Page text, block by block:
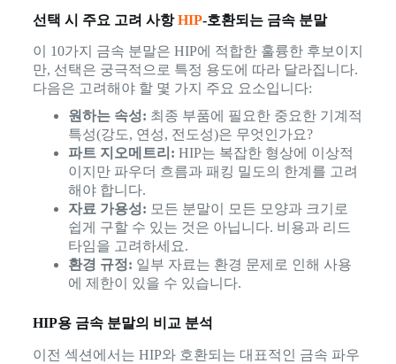
선택 시 주요 고려 사항HIP-호환되는 금속 분말
이 10가지 금속 분말은 HIP에 적합한 훌륭한 후보이지
만, 선택은 궁극적으로 특정 용도에 따라 달라집니다.
다음은 고려해야 할 몇 가지 주요 요소입니다:
원하는 속성: 최종 부품에 필요한 중요한 기계적
특성(강도, 연성, 전도성)은 무엇인가요?
파트 지오메트리: HIP는 복잡한 형상에 이상적
이지만 파우더 흐름과 패킹 밀도의 한계를 고려
해야 합니다.
자료 가용성: 모든 분말이 모든 모양과 크기로
쉽게 구할 수 있는 것은 아닙니다. 비용과 리드
타임을 고려하세요.
환경 규정: 일부 자료는 환경 문제로 인해 사용
에 제한이 있을 수 있습니다.
HIP용 금속 분말의 비교 분석
이전 섹션에서는 HIP와 호환되는 대표적인 금속 파우